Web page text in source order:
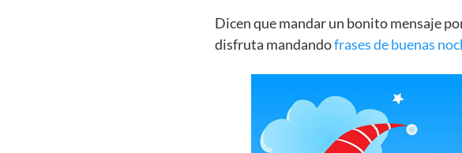
Dicen que mandar un bonito mensaje
disfruta mandandofrases de buenas